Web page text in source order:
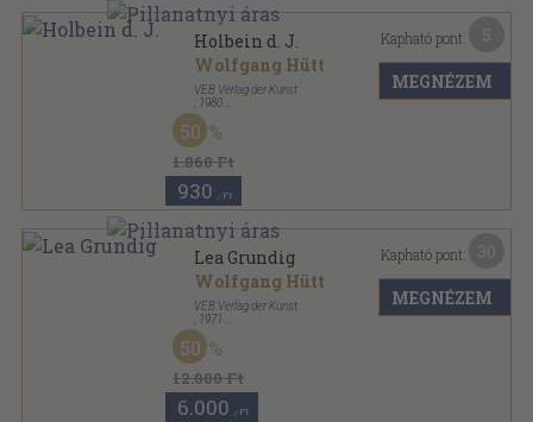
Holbein d. J.
Wolfgang Hütt
VEB Verlag der Kunst
1980
Tűzött kötés
Maler und Werk sorozat
1.860 Ft
50
930 ,-Ft
Kapható pont:
MEGNÉZEM
Lea Grundig
Wolfgang Hütt
VEB Verlag der Kunst
1971
Vászon
12.000 Ft
50
6.000 ,-Ft
Kapható pont:
MEGNÉZEM